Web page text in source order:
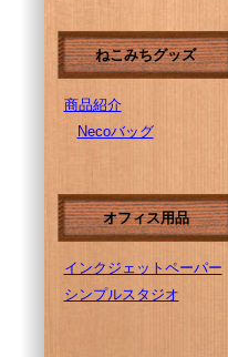
ねこみちグッズ
商品紹介
Necoバッグ
オフィス用品
インクジェットペーパー
シンプルスタジオ